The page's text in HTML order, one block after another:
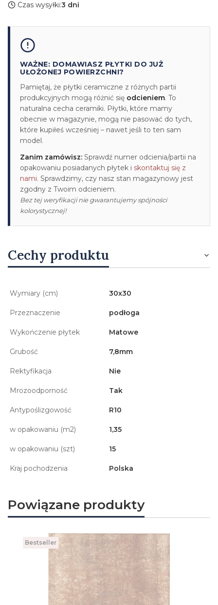
Czas wysyłki:3 dni
WAŻNE: DOMAWIASZ PŁYTKI DO JUŻ
UŁOŻONEJ POWIERZCHNI?
Pamiętaj, że płytki ceramiczne z różnych partii
produkcyjnych mogą różnić się odcieniem. To
naturalna cecha ceramiki. Płytki, które mamy
obecnie w magazynie, mogą nie pasować do tych,
które kupiłeś wcześniej – nawet jeśli to ten sam
model.
Zanim zamówisz: Sprawdź numer odcienia/partii na
opakowaniu posiadanych płytek i skontaktuj się z
nami. Sprawdzimy, czy nasz stan magazynowy jest
zgodny z Twoim odcieniem.
Bez tej weryfikacji nie gwarantujemy spójności
kolorystycznej!
Cechy produktu
Wymiary (cm) 30x30
Przeznaczenie podłoga
Wykończenie płytek Matowe
Grubość 7,8mm
Rektyfikacja Nie
Mrozoodporność Tak
Antypoślizgowość R10
w opakowaniu (m2) 1,35
w opakowaniu (szt) 15
Kraj pochodzenia Polska
Powiązane produkty
Bestseller